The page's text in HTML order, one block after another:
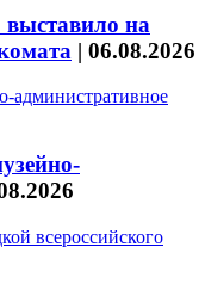
на
| 06.08.2026